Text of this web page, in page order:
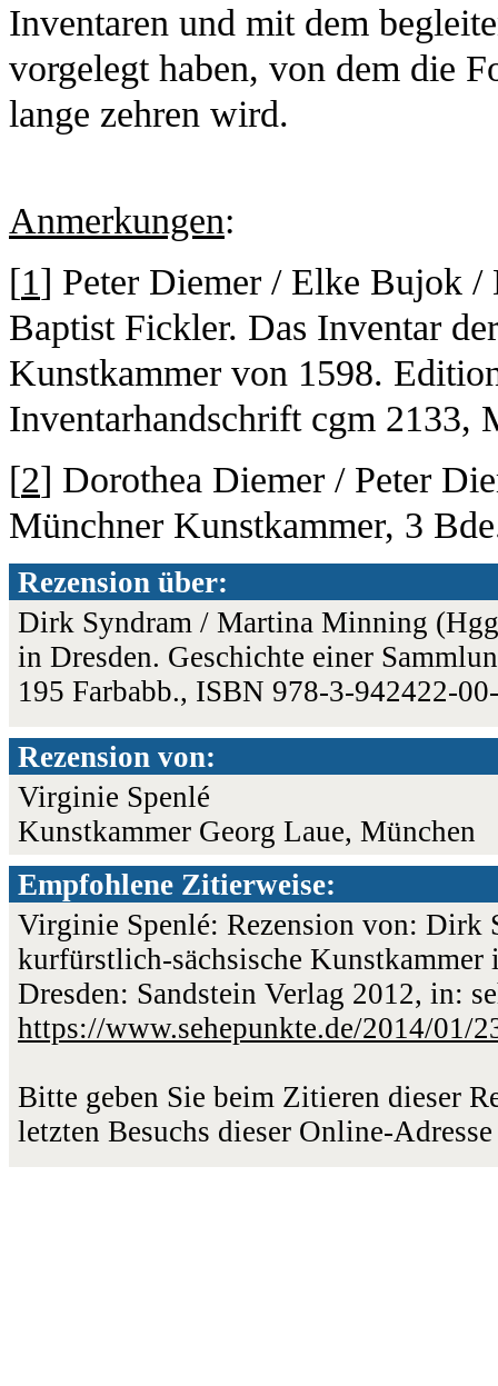
Inventaren und mit dem
vorgelegt haben, von dem die
lange zehren wird.
Anmerkungen:
[1] Peter Diemer / Elke Bujok /
Baptist Fickler. Das Inventar
Kunstkammer von 1598.
Inventarhandschrift cgm 2133,
[2] Dorothea Diemer / Peter
Münchner Kunstkammer, 3
Rezension über:
Dirk Syndram / Martina Minning
in Dresden. Geschichte einer
195 Farbabb., ISBN 978-3-942422-
Rezension von:
Virginie Spenlé
Kunstkammer Georg Laue, München
Empfohlene Zitierweise:
Virginie Spenlé: Rezension von:
kurfürstlich-sächsische Kunstkammer
Dresden: Sandstein Verlag 2012, in:
https://www.sehepunkte.de/2014/01/
Bitte geben Sie beim Zitieren dieser
letzten Besuchs dieser Online-Adresse